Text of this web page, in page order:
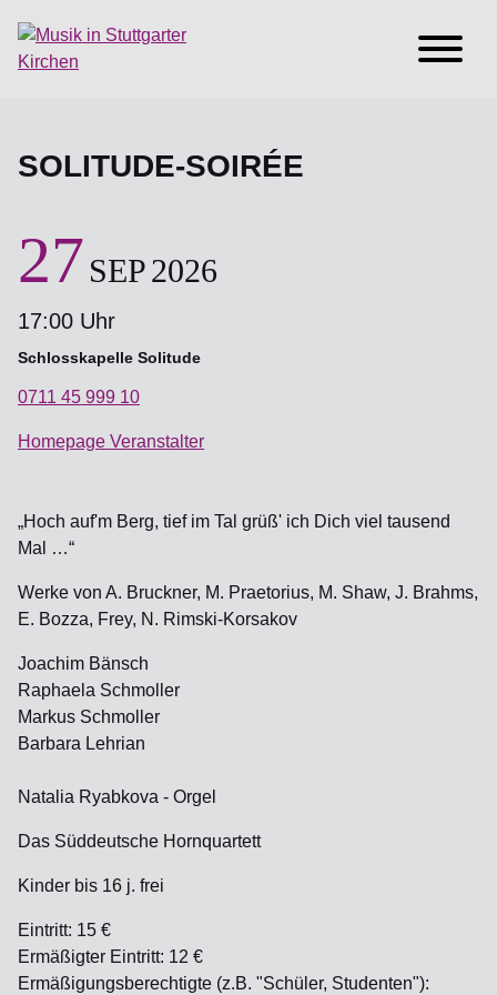
SOLITUDE-SOIRÉE
27 SEP2026
17:00 Uhr
Schlosskapelle Solitude
0711 45 999 10
Homepage Veranstalter
„Hoch auf'm Berg, tief im Tal grüß' ich Dich viel tausend
Mal …“
Werke von A. Bruckner, M. Praetorius, M. Shaw, J. Brahms,
E. Bozza, Frey, N. Rimski-Korsakov
Joachim Bänsch
Raphaela Schmoller
Markus Schmoller
Barbara Lehrian
Natalia Ryabkova - Orgel
Das Süddeutsche Hornquartett
Kinder bis 16 j. frei
Eintritt: 15 €
Ermäßigter Eintritt: 12 €
Ermäßigungsberechtigte (z.B. "Schüler, Studenten"):